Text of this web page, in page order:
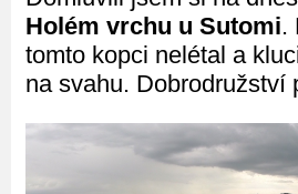
Holém vrchu u Sutomi.
tomto kopci nelétal a
na svahu. Dobrodružství